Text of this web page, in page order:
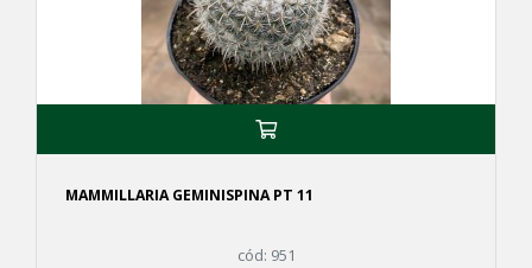
MAMMILLARIA GEMINISPINA PT 11
cód: 951